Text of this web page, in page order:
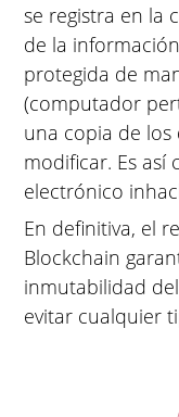
se registra en la
de la
protegida de
(computador
una copia de los
modificar. Es así
electrónico
En definitiva, el
Blockchain
inmutabilidad
evitar cualquier